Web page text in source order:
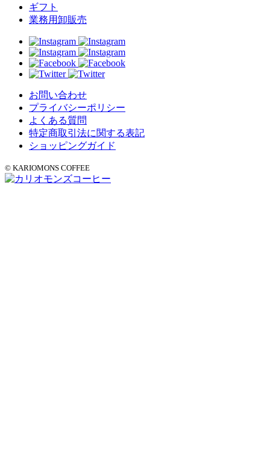
ギフト
業務用卸販売
お問い合わせ
プライバシーポリシー
よくある質問
特定商取引法に関する表記
ショッピングガイド
© KARIOMONS COFFEE